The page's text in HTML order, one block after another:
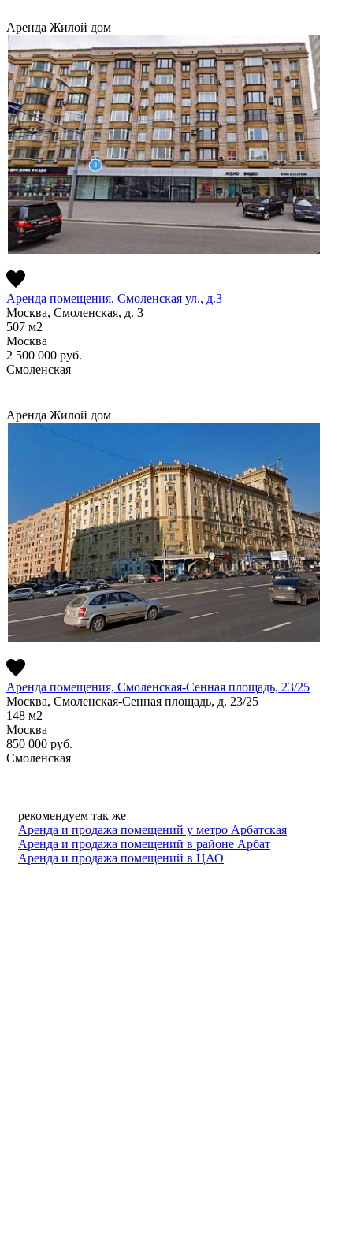
Аренда Жилой дом
Аренда помещения, Смоленская ул., д.3
Москва, Смоленская, д. 3
507 м2
Москва
2 500 000 руб.
Смоленская
Аренда Жилой дом
Аренда помещения, Смоленская-Сенная площадь, 23/25
Москва, Смоленская-Сенная площадь, д. 23/25
148 м2
Москва
850 000 руб.
Смоленская
рекомендуем так же
Аренда и продажа помещений у метро Арбатская
Аренда и продажа помещений в районе Арбат
Аренда и продажа помещений в ЦАО